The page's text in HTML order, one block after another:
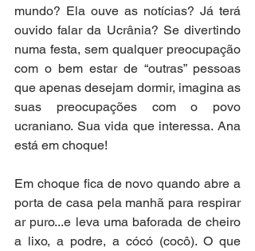
mundo? Ela ouve as notícias? Já terá
ouvido falar da Ucrânia? Se divertindo
numa festa, sem qualquer preocupação
com o bem estar de “outras” pessoas
que apenas desejam dormir, imagina as
suas preocupações com o povo
ucraniano. Sua vida que interessa. Ana
está em choque!
Em choque fica de novo quando abre a
porta de casa pela manhã para respirar
ar puro...e leva uma baforada de cheiro
a lixo, a podre, a cócó (cocô). O que